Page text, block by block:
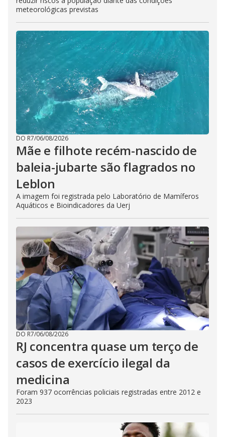
meteorológicas previstas
DO R7/06/08/2026
Mãe e filhote recém-nascido de
baleia-jubarte são flagrados no
Leblon
A imagem foi registrada pelo Laboratório de Mamíferos
Aquáticos e Bioindicadores da Uerj
DO R7/06/08/2026
RJ concentra quase um terço de
casos de exercício ilegal da
medicina
Foram 937 ocorrências policiais registradas entre 2012 e
2023